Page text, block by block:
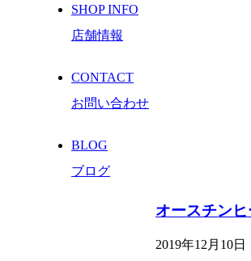
SHOP INFO
店舗情報
CONTACT
お問い合わせ
BLOG
ブログ
オースチン
2019年12月10日